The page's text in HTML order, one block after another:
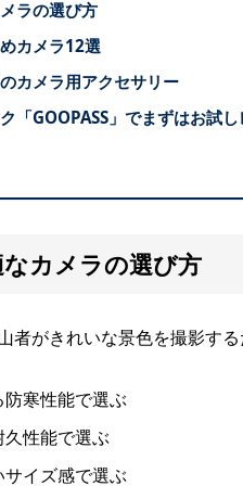
ラの選び方
カメラ12選
カメラ用アクセサリー
「GOOPASS」でまずはお試し
カメラの選び方
者がきれいな景色を撮影す
寒性能で選ぶ
性能で選ぶ
イズ感で選ぶ